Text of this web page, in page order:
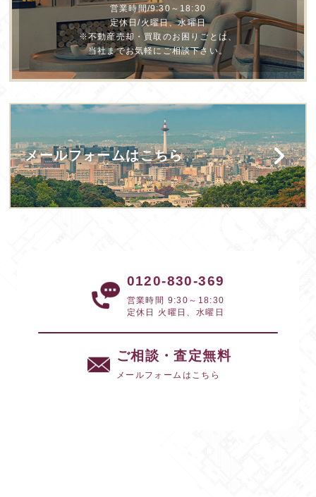
営業時間/9:30～18:30
定休日/火曜日、水曜日
※不動産売却・買取のお困りごとは、
当社までお気軽にご相談下さい。
メールフォームはこちら
0120-830-369
営業時間 9:30～18:30
定休日 火曜日、水曜日
ご相談・査定無料
メールフォームはこちら